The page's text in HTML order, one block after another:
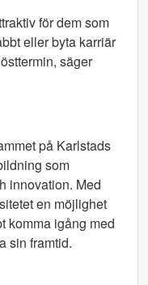
för dem som
eller byta karriär
säger
på Karlstads
som
innovation. Med
en möjlighet
komma igång med
sin framtid.